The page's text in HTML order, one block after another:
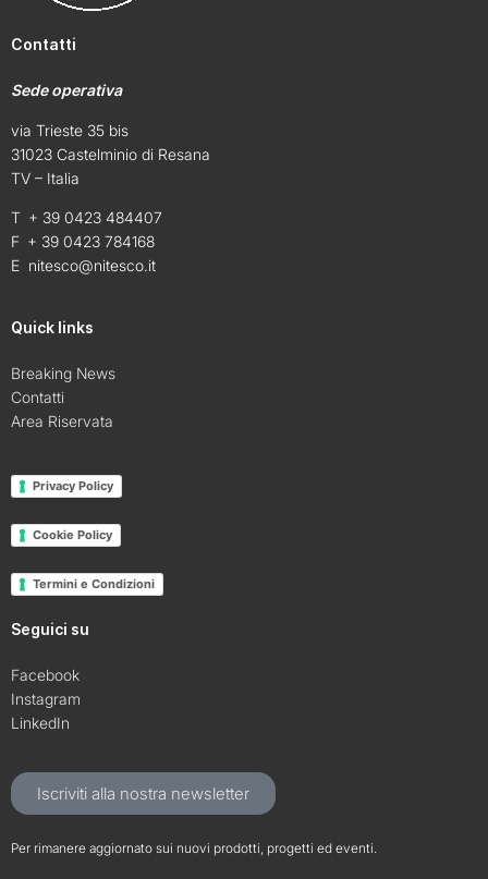
Contatti
Sede operativa
via Trieste 35 bis
31023 Castelminio di Resana
TV – Italia
T + 39 0423 484407
F + 39 0423 784168
E nitesco@nitesco.it
Quick links
Breaking News
Contatti
Area Riservata
Privacy Policy
Cookie Policy
Termini e Condizioni
Seguici su
Facebook
Instagram
LinkedIn
Iscriviti alla nostra newsletter
Per rimanere aggiornato sui nuovi prodotti, progetti ed eventi.